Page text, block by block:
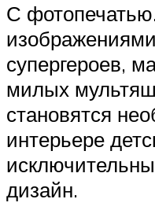
С
супергероев,
милых
становятся
интерьере
дизайн.